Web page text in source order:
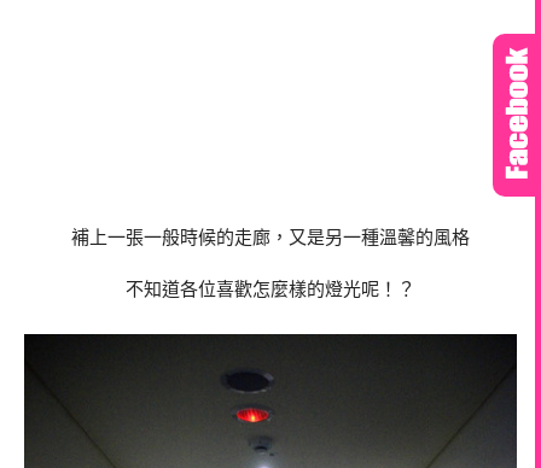
補上一張一般時候的走廊，又是另一種溫馨的風格
不知道各位喜歡怎麼樣的燈光呢！？